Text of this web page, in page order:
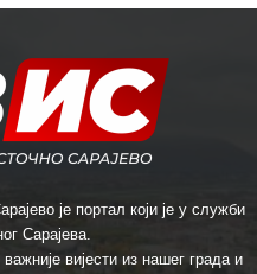
је портал који је у служби
Сарајева.
вијести из нашег града и